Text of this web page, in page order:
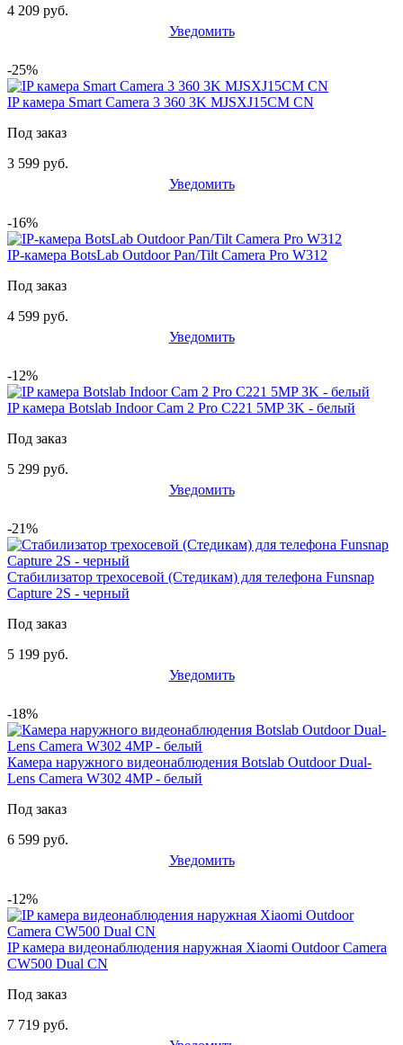
4 209 руб.
Уведомить
-25%
IP камера Smart Camera 3 360 3K MJSXJ15CM CN
Под заказ
3 599 руб.
Уведомить
-16%
IP-камера BotsLab Outdoor Pan/Tilt Camera Pro W312
Под заказ
4 599 руб.
Уведомить
-12%
IP камера Botslab Indoor Cam 2 Pro C221 5MP 3K - белый
Под заказ
5 299 руб.
Уведомить
-21%
Стабилизатор трехосевой (Стедикам) для телефона Funsnap
Capture 2S - черный
Под заказ
5 199 руб.
Уведомить
-18%
Камера наружного видеонаблюдения Botslab Outdoor Dual-
Lens Camera W302 4MP - белый
Под заказ
6 599 руб.
Уведомить
-12%
IP камера видеонаблюдения наружная Xiaomi Outdoor Camera
CW500 Dual CN
Под заказ
7 719 руб.